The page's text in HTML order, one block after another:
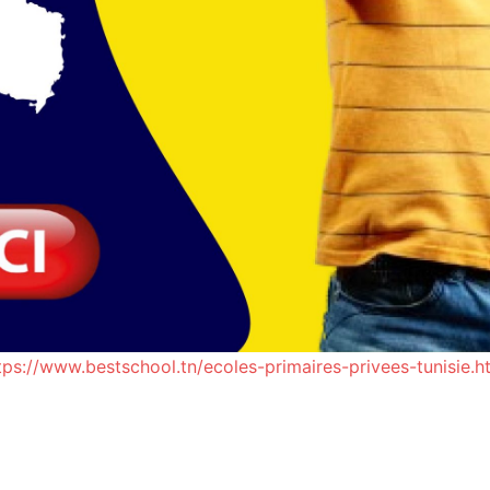
www.bestschool.tn/ecoles-primaires-privees-